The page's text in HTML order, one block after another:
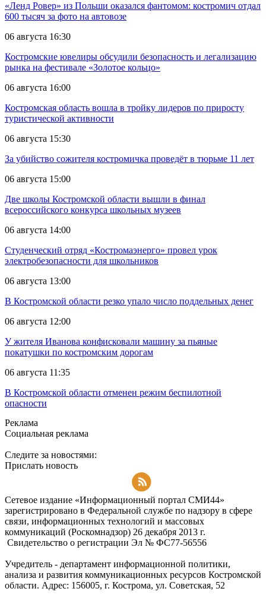
«Ленд Ровер» из Польши оказался фантомом: костромич отдал
600 тысяч за фото на автовозе
06 августа 16:30
Костромские ювелиры обсудили безопасность и легализацию
рынка на фестивале «Золотое кольцо»
06 августа 16:00
Костромская область вошла в тройку лидеров по приросту
туристической активности
06 августа 15:30
За убийство сожителя костромичка проведёт в тюрьме 11 лет
06 августа 15:00
Две школы Костромской области вышли в финал
всероссийского конкурса школьных музеев
06 августа 14:00
Студенческий отряд «Костромаэнерго» провел урок
электробезопасности для школьников
06 августа 13:00
В Костромской области резко упало число поддельных денег
06 августа 12:00
У жителя Иванова конфисковали машину за пьяные
покатушки по костромским дорогам
06 августа 11:35
В Костромской области отменен режим беспилотной
опасности
Реклама
Социальная реклама
Следите за новостями:
Прислать новость
Сетевое издание «Информационный портал СМИ44»
зарегистрировано в Федеральной службе по надзору в сфере
связи, информационных технологий и массовых
коммуникаций (Роскомнадзор) 26 декабря 2013 г.
Свидетельство о регистрации Эл № ФC77-56556
Учредитель - департамент информационной политики,
анализа и развития коммуникационных ресурсов Костромской
области. Адрес: 156005, г. Кострома, ул. Советская, 52